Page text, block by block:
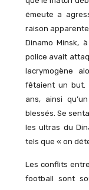
émeute a
raison
Dinamo Minsk,
police avait
lacrymogène
fêtaient un but.
ans, ainsi
blessés. Se
les ultras du
tels que « on
Les conflits
football sont